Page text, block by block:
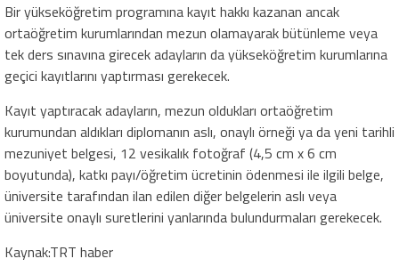
Bir yükseköğretim programına kayıt hakkı kazanan ancak
ortaöğretim kurumlarından mezun olamayarak bütünleme veya
tek ders sınavına girecek adayların da yükseköğretim kurumlarına
geçici kayıtlarını yaptırması gerekecek.
Kayıt yaptıracak adayların, mezun oldukları ortaöğretim
kurumundan aldıkları diplomanın aslı, onaylı örneği ya da yeni tarihli
mezuniyet belgesi, 12 vesikalık fotoğraf (4,5 cm x 6 cm
boyutunda), katkı payı/öğretim ücretinin ödenmesi ile ilgili belge,
üniversite tarafından ilan edilen diğer belgelerin aslı veya
üniversite onaylı suretlerini yanlarında bulundurmaları gerekecek.
Kaynak:TRT haber